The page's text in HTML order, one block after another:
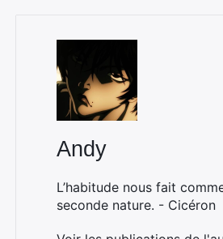
Andy
L’habitude nous fait
seconde nature. - Cicéron